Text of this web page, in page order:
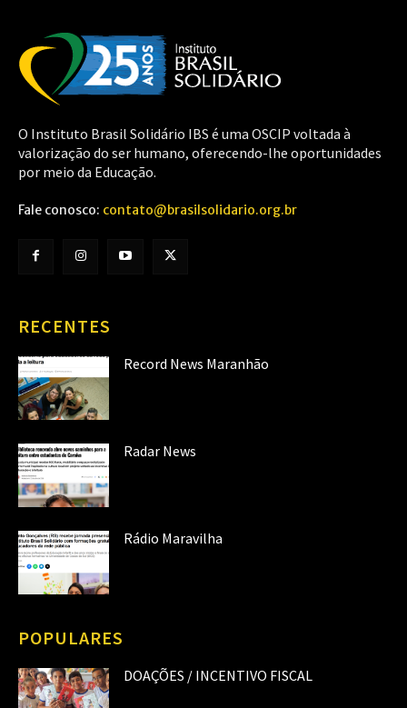
O Instituto Brasil Solidário IBS é uma OSCIP voltada à
valorização do ser humano, oferecendo-lhe oportunidades
por meio da Educação.
Fale conosco: contato@brasilsolidario.org.br
RECENTES
Record News Maranhão
Radar News
Rádio Maravilha
POPULARES
DOAÇÕES / INCENTIVO FISCAL